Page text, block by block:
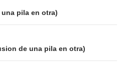
pila en otra)
de una pila en otra)